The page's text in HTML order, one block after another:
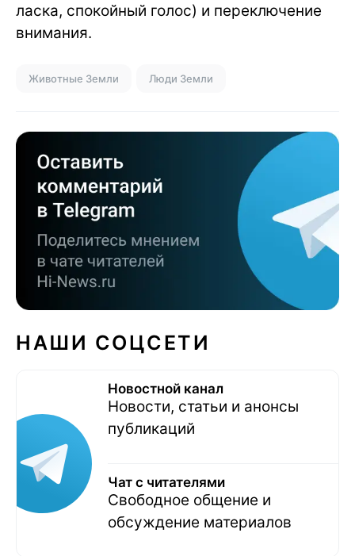
ласка, спокойный голос) и переключение
внимания.
Животные Земли Люди Земли
НАШИ СОЦСЕТИ
Новостной канал
Новости, статьи и анонсы
публикаций
Чат с читателями
Свободное общение и
обсуждение материалов